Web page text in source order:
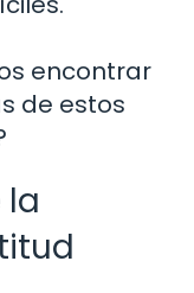
encontrar
de estos
la